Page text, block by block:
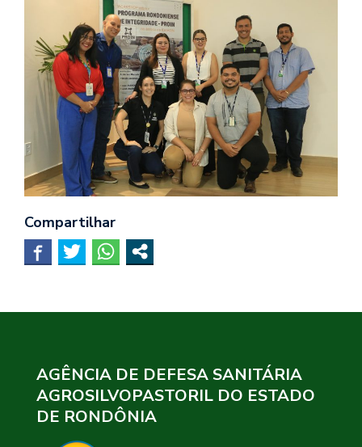
Compartilhar
AGÊNCIA DE DEFESA SANITÁRIA
AGROSILVOPASTORIL DO ESTADO
DE RONDÔNIA